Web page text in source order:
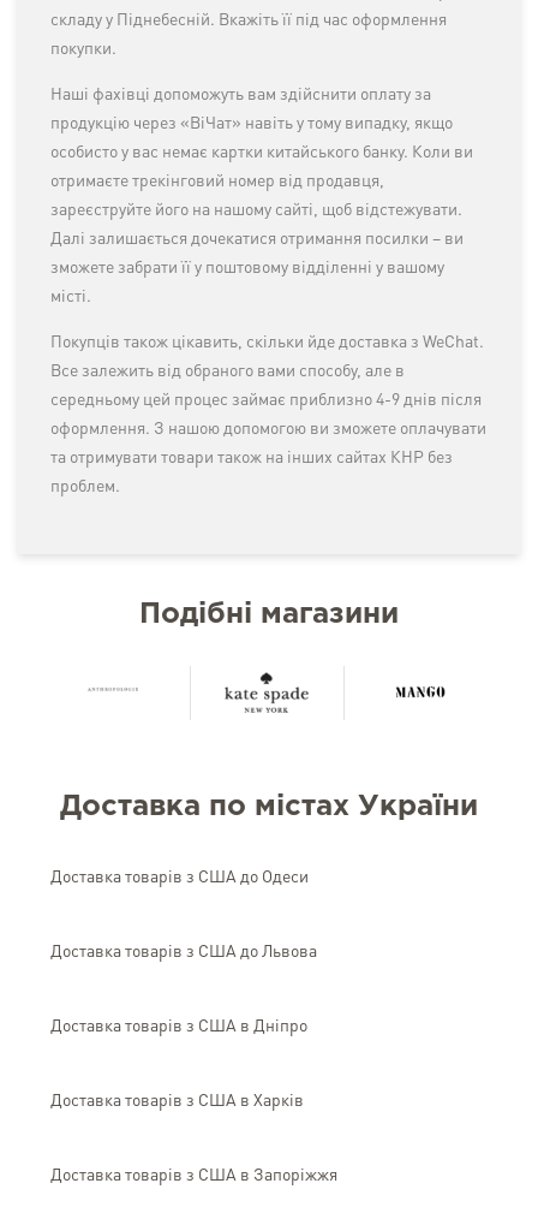
складу у Піднебесній. Вкажіть її під час оформлення
покупки.
Наші фахівці допоможуть вам здійснити оплату за
продукцію через «ВіЧат» навіть у тому випадку, якщо
особисто у вас немає картки китайського банку. Коли ви
отримаєте трекінговий номер від продавця,
зареєструйте його на нашому сайті, щоб відстежувати.
Далі залишається дочекатися отримання посилки – ви
зможете забрати її у поштовому відділенні у вашому
місті.
Покупців також цікавить, скільки йде доставка з WeChat.
Все залежить від обраного вами способу, але в
середньому цей процес займає приблизно 4-9 днів після
оформлення. З нашою допомогою ви зможете оплачувати
та отримувати товари також на інших сайтах КНР без
проблем.
Подібні магазини
Доставка по містах України
Доставка товарів з США до Одеси
Доставка товарів з США до Львова
Доставка товарів з США в Дніпро
Доставка товарів з США в Харків
Доставка товарів з США в Запоріжжя